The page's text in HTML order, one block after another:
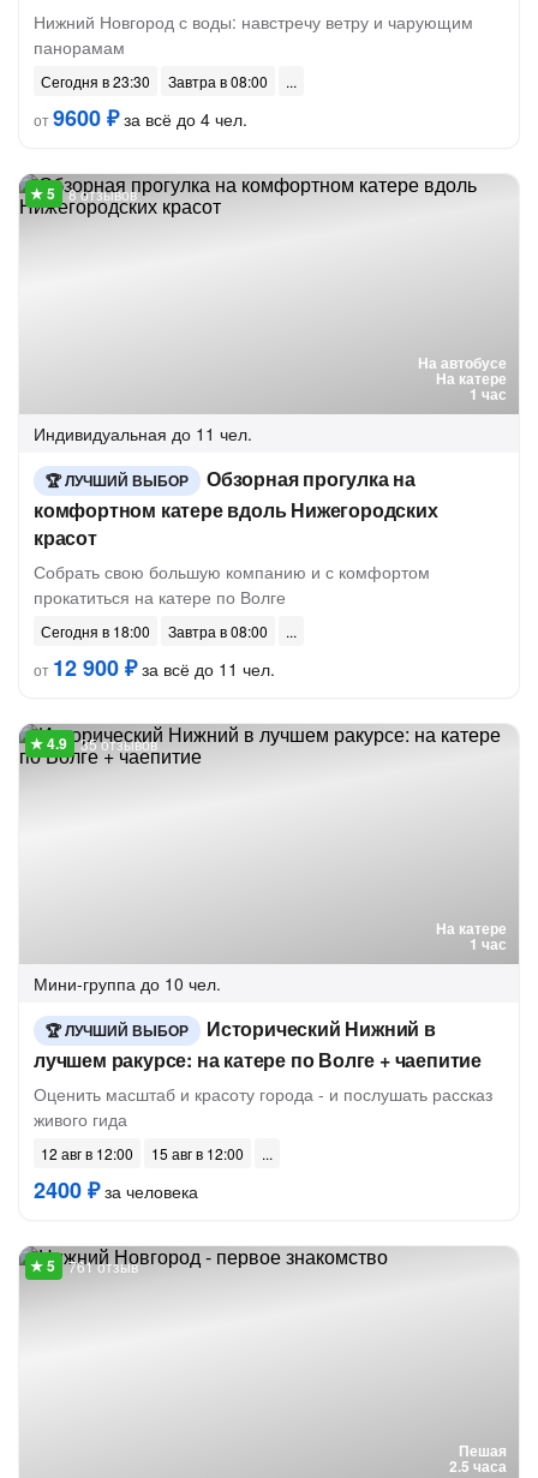
Нижний Новгород с воды: навстречу ветру и чарующим
панорамам
Сегодня в 23:30
Завтра в 08:00
от9600 ₽за всё до 4 чел.
На автобусе
На катере
1 час
8 отзывов
Индивидуальная до 11 чел.
ЛУЧШИЙ ВЫБОР
Обзорная прогулка на
комфортном катере вдоль Нижегородских
красот
Собрать свою большую компанию и с комфортом
прокатиться на катере по Волге
Сегодня в 18:00
Завтра в 08:00
от 12 900 ₽за всё до 11 чел.
На катере
1 час
35 отзывов
Мини-группа до 10 чел.
ЛУЧШИЙ ВЫБОР
Исторический Нижний в
лучшем ракурсе: на катере по Волге + чаепитие
Оценить масштаб и красоту города - и послушать рассказ
живого гида
12 авг в 12:00 15 авг в 12:00
2400 ₽за человека
Пешая
2.5 часа
761 отзыв